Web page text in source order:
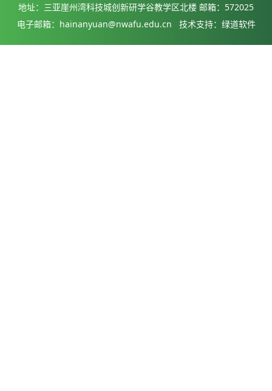
地址：三亚崖州湾科技城创新研学谷教学区北楼 邮箱：572025
电子邮箱：hainanyuan@nwafu.edu.cn 技术支持：绿道软件